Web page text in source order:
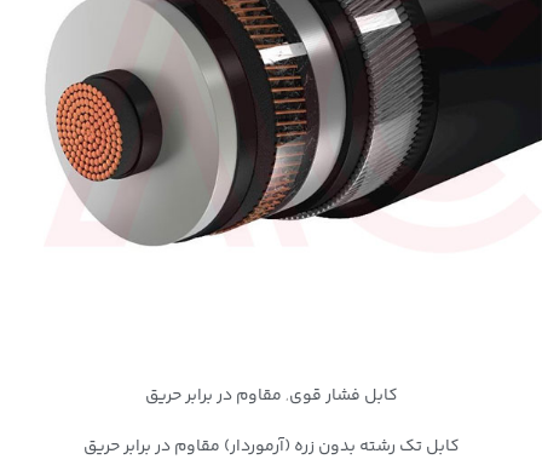
کابل فشار قوی, مقاوم در برابر حریق
کابل تک رشته بدون زره (آرموردار) مقاوم در برابر حریق